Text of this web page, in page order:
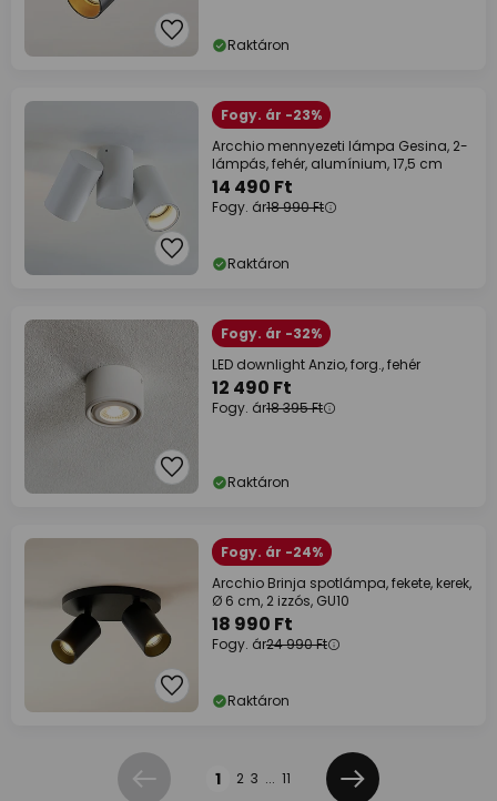
Raktáron
Fogy. ár -23%
Arcchio mennyezeti lámpa Gesina, 2-
lámpás, fehér, alumínium, 17,5 cm
14 490 Ft
Fogy. ár18 990 Ft
Raktáron
Fogy. ár -32%
LED downlight Anzio, forg., fehér
12 490 Ft
Fogy. ár18 395 Ft
Raktáron
Fogy. ár -24%
Arcchio Brinja spotlámpa, fekete, kerek,
Ø 6 cm, 2 izzós, GU10
18 990 Ft
Fogy. ár24 990 Ft
Raktáron
Előző 1 2 3 ... 11
Következő